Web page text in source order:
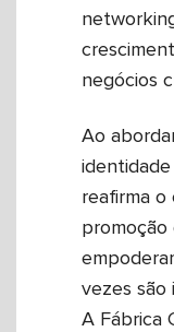
negócios
Ao
reafirma o
promoção
vezes são
A Fábrica